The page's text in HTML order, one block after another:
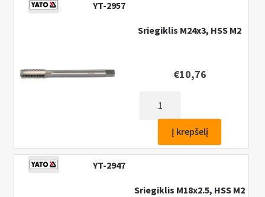
YT-2957
Sriegiklis M24x3, HSS M2
€10,76
Sriegiklis
M24x3,
HSS
Į krepšelį
YT-2947
Sriegiklis M18x2.5, HSS M2